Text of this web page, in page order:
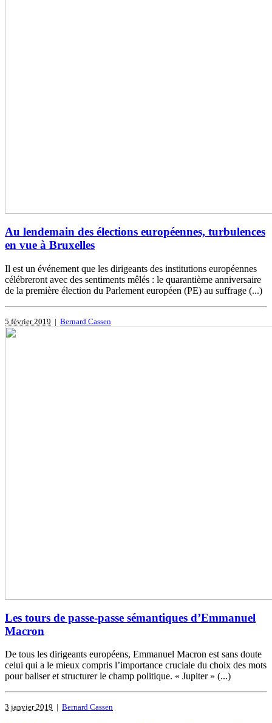
Au lendemain des élections européennes, turbulences
en vue à Bruxelles
Il est un événement que les dirigeants des institutions européennes
célébreront avec des sentiments mêlés : le quarantième anniversaire
de la première élection du Parlement européen (PE) au suffrage (...)
5 février 2019 | Bernard Cassen
Les tours de passe-passe sémantiques d’Emmanuel
Macron
De tous les dirigeants européens, Emmanuel Macron est sans doute
celui qui a le mieux compris l’importance cruciale du choix des mots
pour baliser et structurer le champ politique. « Jupiter » (...)
3 janvier 2019 | Bernard Cassen